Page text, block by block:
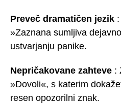
Preveč dramatičen jezik
»Zaznana sumljiva
ustvarjanju panike.
Nepričakovane zahteve :
»Dovoli«, s katerim
resen opozorilni znak.